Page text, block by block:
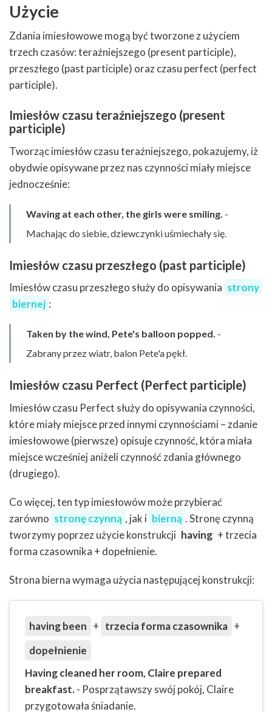
Użycie
Zdania imiesłowowe mogą być tworzone z użyciem
trzech czasów: teraźniejszego (present participle),
przeszłego (past participle) oraz czasu perfect (perfect
participle).
Imiesłów czasu teraźniejszego (present
participle)
Tworząc imiesłów czasu teraźniejszego, pokazujemy, iż
obydwie opisywane przez nas czynności miały miejsce
jednocześnie:
Waving at each other, the girls were smiling. -
Machając do siebie, dziewczynki uśmiechały się.
Imiesłów czasu przeszłego (past participle)
Imiesłów czasu przeszłego służy do opisywania strony
biernej :
Taken by the wind, Pete's balloon popped. -
Zabrany przez wiatr, balon Pete'a pękł.
Imiesłów czasu Perfect (Perfect participle)
Imiesłów czasu Perfect służy do opisywania czynności,
które miały miejsce przed innymi czynnościami – zdanie
imiesłowowe (pierwsze) opisuje czynność, która miała
miejsce wcześniej aniżeli czynność zdania głównego
(drugiego).
Co więcej, ten typ imiesłowów może przybierać
zarówno stronę czynną , jak i bierną . Stronę czynną
tworzymy poprzez użycie konstrukcji having + trzecia
forma czasownika + dopełnienie.
Strona bierna wymaga użycia następującej konstrukcji:
having been + trzecia forma czasownika +
dopełnienie
Having cleaned her room, Claire prepared
breakfast.- Posprzątawszy swój pokój, Claire
przygotowała śniadanie.